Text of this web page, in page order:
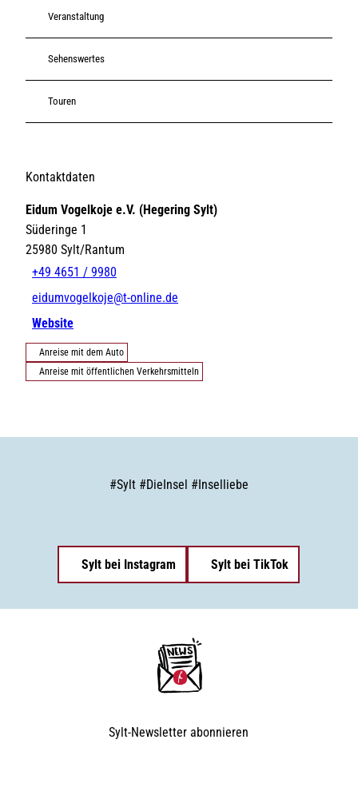
Veranstaltung
Sehenswertes
Touren
Kontaktdaten
Eidum Vogelkoje e.V. (Hegering Sylt)
Süderinge 1
25980 Sylt/Rantum
+49 4651 / 9980
eidumvogelkoje@t-online.de
Website
Anreise mit dem Auto
Anreise mit öffentlichen Verkehrsmitteln
#Sylt #DieInsel #Inselliebe
Sylt bei Instagram Sylt bei TikTok
Sylt-Newsletter abonnieren